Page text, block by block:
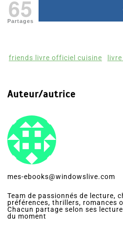
65
Partages
friends livre officiel cuisine
Auteur/autrice
mes-ebooks@windowslive.com
Team de passionnés de lecture,
préférences, thrillers, romances
Chacun partage selon ses
du moment